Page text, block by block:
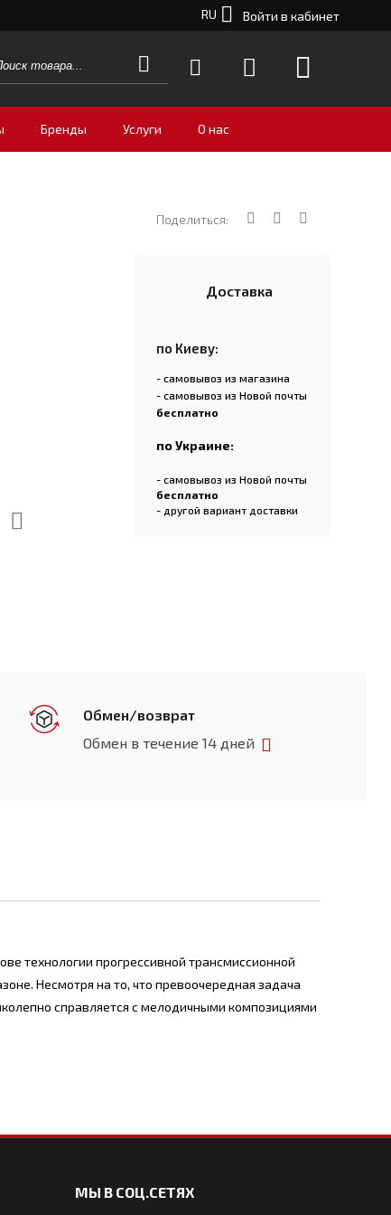
Войти в кабинет
RU
Бренды Услуги О нас
Поделиться:
Доставка
по Киеву:
- самовывоз из магазина
- самовывоз из Новой почты
бесплатно
по Украине:
- самовывоз из Новой почты
бесплатно
- другой вариант доставки
Обмен/возврат
Обмен в течение 14 дней
технологии прогрессивной трансмиссионной
Несмотря на то, что превоочередная задача
справляется с мелодичными композициями
МЫ В СОЦ.СЕТЯХ